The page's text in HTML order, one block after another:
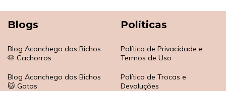
Blogs
Blog Aconchego dos Bichos
🐶 Cachorros
Blog Aconchego dos Bichos
🐱 Gatos
Políticas
Política de Privacidade e
Termos de Uso
Política de Trocas e
Devoluções